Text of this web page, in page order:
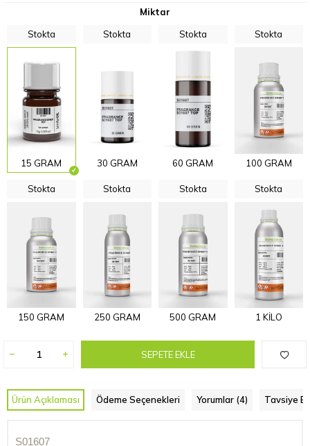
Miktar
Stokta
15 GRAM
Stokta
30 GRAM
Stokta
60 GRAM
Stokta
100 GRAM
Stokta
150 GRAM
Stokta
250 GRAM
Stokta
500 GRAM
Stokta
1 KİLO
SEPETE EKLE
Ürün Açıklaması Ödeme Seçenekleri Yorumlar (4) Tavsiye Et
S01607